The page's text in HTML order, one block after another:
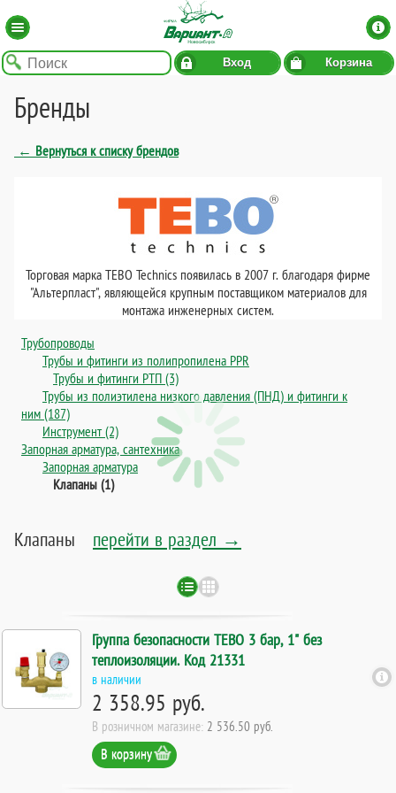
Вход Корзина
Бренды
← Вернуться к списку брендов
Торговая марка TEBO Technics появилась в 2007 г. благодаря фирме
"Альтерпласт", являющейся крупным поставщиком материалов для
монтажа инженерных систем.
Трубопроводы
Трубы и фитинги из полипропилена PPR
Трубы и фитинги РТП (3)
Трубы из полиэтилена низкого давления (ПНД) и фитинги к
ним (187)
Инструмент (2)
Запорная арматура, сантехника
Запорная арматура
Клапаны (1)
Клапаны перейти в раздел →
Группа безопасности TEBO 3 бар, 1" без
теплоизоляции. Код 21331
в наличии
2 358.95 руб.
В розничном магазине: 2 536.50 руб.
В корзину